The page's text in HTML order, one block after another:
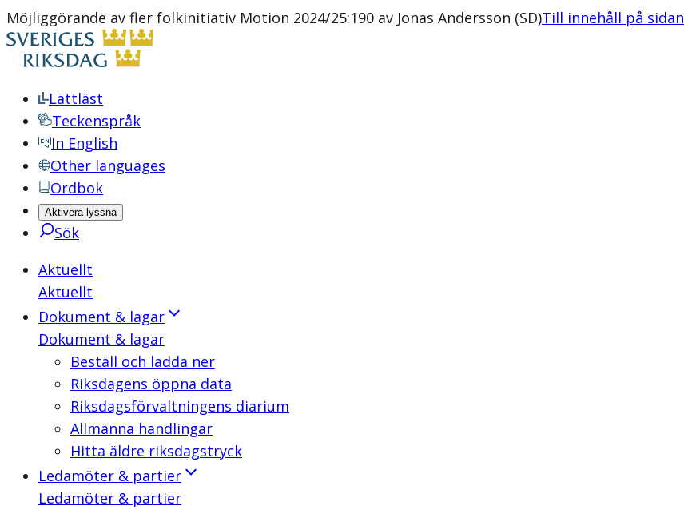
Möjliggörande av fler folkinitiativ Motion 2024/25:190 av Jonas Andersson (SD)Till innehåll på sidan
Lättläst
Teckenspråk
In English
Other languages
Ordbok
Aktivera lyssna
Sök
Aktuellt
Aktuellt
Dokument & lagar
Dokument & lagar
Beställ och ladda ner
Riksdagens öppna data
Riksdagsförvaltningens diarium
Allmänna handlingar
Hitta äldre riksdagstryck
Ledamöter & partier
Ledamöter & partier